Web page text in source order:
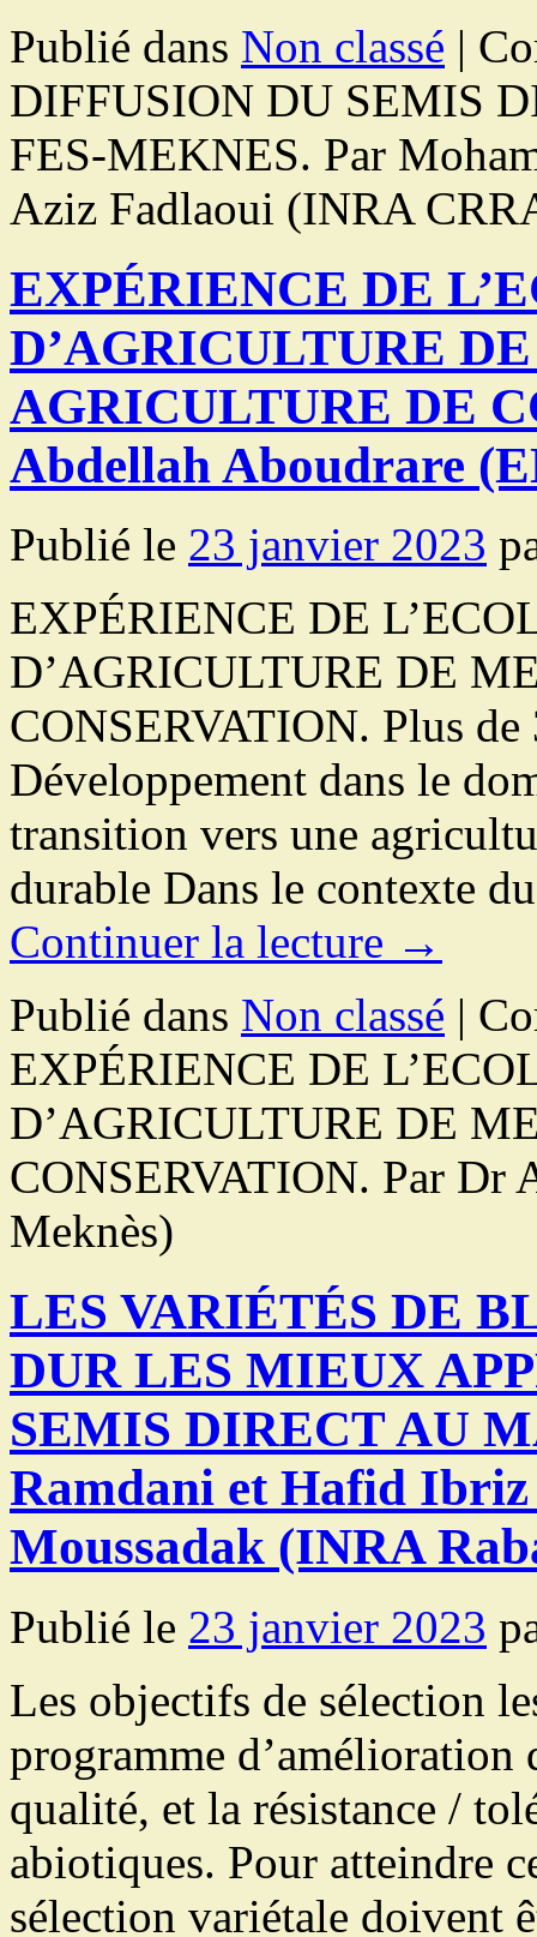
Publié dans Non classé |
DIFFUSION DU SEMIS
FES-MEKNES. Par
Aziz Fadlaoui (INRA
EXPÉRIENCE DE
D’AGRICULTURE
AGRICULTURE DE
Abdellah Aboudrare
Publié le 23 janvier 2023
EXPÉRIENCE DE
D’AGRICULTURE DE
CONSERVATION. Plus de
Développement dans le
transition vers une
durable Dans le contexte
Continuer la lecture →
Publié dans Non classé |
EXPÉRIENCE DE
D’AGRICULTURE DE
CONSERVATION. Par Dr
Meknès)
LES VARIÉTÉS DE
DUR LES MIEUX
SEMIS DIRECT AU
Ramdani et Hafid
Moussadak (INRA
Publié le 23 janvier 2023
Les objectifs de sélection
programme d’amélioration
qualité, et la résistance /
abiotiques. Pour atteindre
sélection variétale